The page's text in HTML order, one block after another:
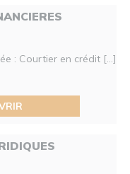
: Courtier en crédit [...]